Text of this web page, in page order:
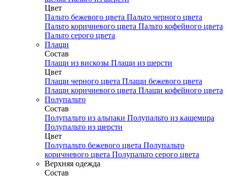
Цвет
Пальто бежевого цвета Пальто черного цвета
Пальто коричневого цвета Пальто кофейного цвета
Пальто серого цвета
Плащи
Состав
Плащи из вискозы Плащи из шерсти
Цвет
Плащи черного цвета Плащи бежевого цвета
Плащи коричневого цвета Плащи кофейного цвета
Полупальто
Состав
Полупальто из альпаки Полупальто из кашемира
Полупальто из шерсти
Цвет
Полупальто бежевого цвета Полупальто
коричневого цвета Полупальто серого цвета
Верхняя одежда
Состав